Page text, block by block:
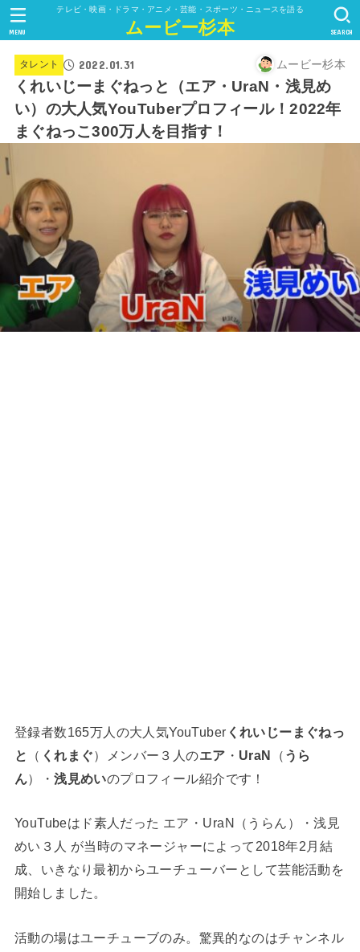
テレビ・映画・ドラマ・アニメ・芸能・スポーツ・ニュースを語る
ムービー杉本 SEARCH
MENU
タレント 2022.01.31 ムービー杉本
くれいじーまぐねっと（エア・UraN・浅見め
い）の大人気YouTuberプロフィール！2022年
まぐねっこ300万人を目指す！
登録者数165万人の大人気YouTuber くれいじーまぐねっ
と
（ くれまぐ）メンバー３人のエア ・ UraN （ うら
ん）・浅見めいのプロフィール紹介です！
YouTubeはド素人だった エア・UraN（うらん）・浅見
めい３人 が当時のマネージャーによって2018年2月結
成、いきなり最初からユーチューバーとして芸能活動を
開始しました。
活動の場はユーチューブのみ。驚異的なのはチャンネル